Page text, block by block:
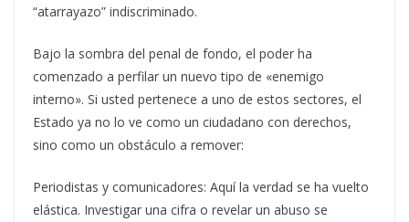
“atarrayazo” indiscriminado.
Bajo la sombra del penal de fondo, el poder ha
comenzado a perfilar un nuevo tipo de «enemigo
interno». Si usted pertenece a uno de estos sectores, el
Estado ya no lo ve como un ciudadano con derechos,
sino como un obstáculo a remover:
Periodistas y comunicadores: Aquí la verdad se ha vuelto
elástica. Investigar una cifra o revelar un abuso se